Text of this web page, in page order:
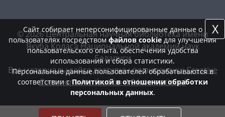
© 2026 Центральная научная библиотека имени
Якуба Коласа Национальной академии наук
Беларуси
Все материалы сайта доступны по лицензии:Creative
Commons Attribution 4.0 International
Сайт собирает неперсонифицированные данные о
пользователях посредствомфайлов cookieдля улучшения
пользовательского опыта, обеспечения удобства
использования и сбора статистики.
Персональные данные пользователей обрабатываются в
соответствии сПолитикой в отношении обработки
персональных данных.
X